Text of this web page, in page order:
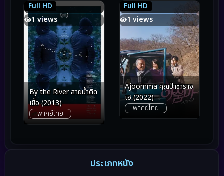
Full HD
6.0
1 views
6.0
By the River สายน้ำติด
เชื้อ (2013)
พากย์ไทย
Full HD
6.4
1 views
6.4
Ajoomma คุณป้าซาราง
เฮ (2022)
พากย์ไทย
ประเภทหนัง